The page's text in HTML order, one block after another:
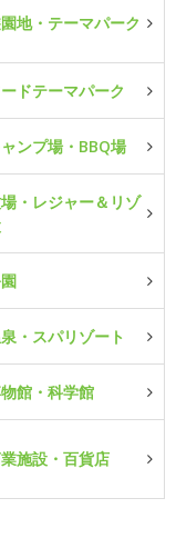
地・テーマパーク
ドテーマパーク
ンプ場・BBQ場
・レジャー＆リゾ
・スパリゾート
館・科学館
施設・百貨店